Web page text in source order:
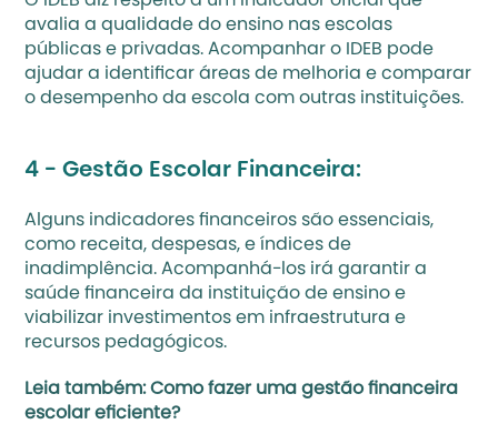
avalia a qualidade do ensino nas escolas
públicas e privadas. Acompanhar o IDEB pode
ajudar a identificar áreas de melhoria e comparar
o desempenho da escola com outras instituições.
4 - Gestão Escolar Financeira:
Alguns indicadores financeiros são essenciais,
como receita, despesas, e índices de
saúde financeira da instituição de ensino e
viabilizar investimentos em infraestrutura e
recursos pedagógicos.
Leia também: Como fazer uma gestão financeira
escolar eficiente?